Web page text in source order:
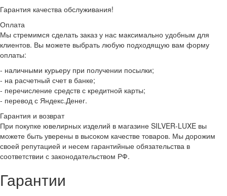
Гарантия качества обслуживания!
Оплата
Мы стремимся сделать заказ у нас максимально удобным для
клиентов. Вы можете выбрать любую подходящую вам форму
оплаты:
- наличными курьеру при получении посылки;
- на расчетный счет в банке;
- перечисление средств с кредитной карты;
- перевод с Яндекс.Денег.
Гарантия и возврат
При покупке ювелирных изделий в магазине SILVER-LUXE вы
можете быть уверены в высоком качестве товаров. Мы дорожим
своей репутацией и несем гарантийные обязательства в
соответствии с законодательством РФ.
Гарантии